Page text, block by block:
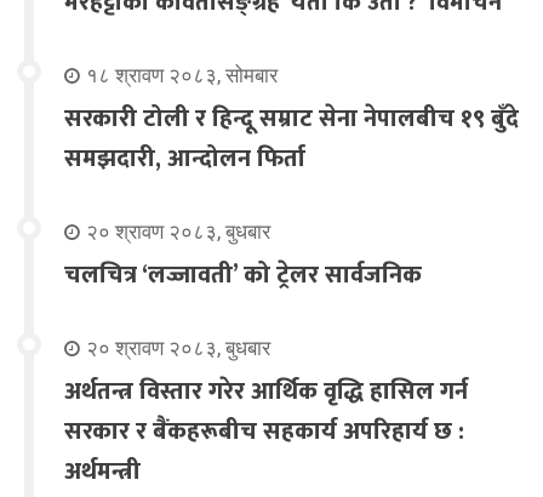
१८ श्रावण २०८३, सोमबार
सरकारी टोली र हिन्दू सम्राट सेना नेपालबीच १९ बुँदे
समझदारी, आन्दोलन फिर्ता
२० श्रावण २०८३, बुधबार
चलचित्र ‘लज्जावती’ को ट्रेलर सार्वजनिक
२० श्रावण २०८३, बुधबार
अर्थतन्त्र विस्तार गरेर आर्थिक वृद्धि हासिल गर्न
सरकार र बैंकहरूबीच सहकार्य अपरिहार्य छ :
अर्थमन्त्री